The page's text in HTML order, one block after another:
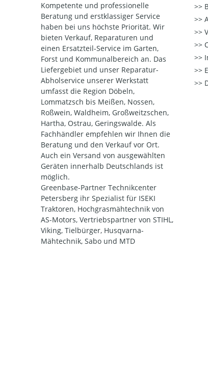
Kompetente und professionelle
Beratung und erstklassiger Service
haben bei uns höchste Priorität. Wir
bieten Verkauf, Reparaturen und
einen Ersatzteil-Service im Garten,
Forst und Kommunalbereich an. Das
Liefergebiet und unser Reparatur-
Abholservice unserer Werkstatt
umfasst die Region Döbeln,
Lommatzsch bis Meißen, Nossen,
Roßwein, Waldheim, Großweitzschen,
Hartha, Ostrau, Geringswalde. Als
Fachhändler empfehlen wir Ihnen die
Beratung und den Verkauf vor Ort.
Auch ein Versand von ausgewählten
Geräten innerhalb Deutschlands ist
möglich.
Greenbase-Partner Technikcenter
Petersberg ihr Spezialist für ISEKI
Traktoren, Hochgrasmähtechnik von
AS-Motors, Vertriebspartner von STIHL,
Viking, Tielbürger, Husqvarna-
Mähtechnik, Sabo und MTD